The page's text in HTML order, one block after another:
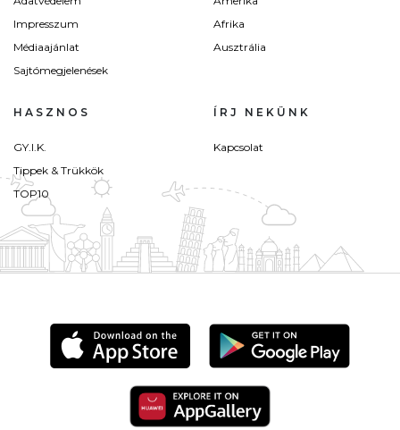
Impresszum
Médiaajánlat
Sajtómegjelenések
Afrika
Ausztrália
HASZNOS
GY.I.K.
Tippek & Trükkök
TOP10
ÍRJ NEKÜNK
Kapcsolat